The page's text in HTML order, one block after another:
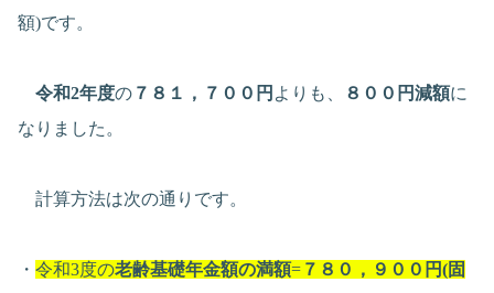
額)です。
令和2年度の ７８１，７００円 よりも、 ８００円減額に
なりました。
計算方法は次の通りです。
・ 令和3度の老齢基礎年金額の満額= ７８０，９００円(固